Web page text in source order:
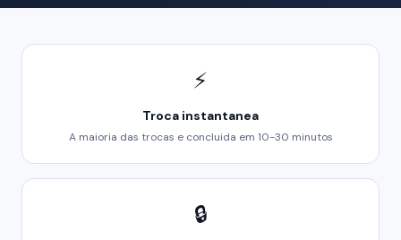
⚡
Troca instantanea
A maioria das trocas e concluida em 10-30 minutos
🔒